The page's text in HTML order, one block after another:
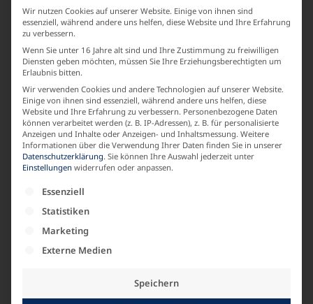
Pullover V-Ausschnitt
Wir nutzen Cookies auf unserer Website. Einige von ihnen sind
essenziell, während andere uns helfen, diese Website und Ihre Erfahrung
zu verbessern.
Wenn Sie unter 16 Jahre alt sind und Ihre Zustimmung zu freiwilligen
Diensten geben möchten, müssen Sie Ihre Erziehungsberechtigten um
Erlaubnis bitten.
Wir verwenden Cookies und andere Technologien auf unserer Website.
Einige von ihnen sind essenziell, während andere uns helfen, diese
Website und Ihre Erfahrung zu verbessern. Personenbezogene Daten
können verarbeitet werden (z. B. IP-Adressen), z. B. für personalisierte
Anzeigen und Inhalte oder Anzeigen- und Inhaltsmessung. Weitere
Informationen über die Verwendung Ihrer Daten finden Sie in unserer
Datenschutzerklärung. Sie können Ihre Auswahl jederzeit unter
Einstellungen widerrufen oder anpassen.
Es folgt eine Liste der Service-Gruppen, für die
Essenziell
Statistiken
Marketing
Externe Medien
Speichern